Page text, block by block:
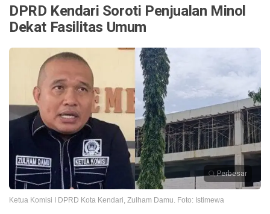
DPRD Kendari Soroti Penjualan Minol
Dekat Fasilitas Umum
Perbesar
Ketua Komisi I DPRD Kota Kendari, Zulham Damu. Foto: Istimewa